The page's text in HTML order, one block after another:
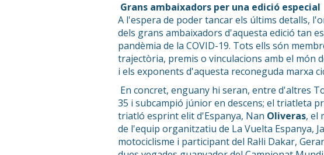
Grans ambaixadors per una edició especial
A l'espera de poder tancar els últims detalls,
dels grans ambaixadors d'aquesta edició tan
pandèmia de la COVID-19. Tots ells són
trajectòria, premis o vinculacions amb el món
i els exponents d'aquesta reconeguda marxa
En concret, enguany hi seran, entre d'altres
35 i subcampió júnior en descens; el triatleta
triatló esprint elit d'Espanya, Nan Oliveras, el
de l'equip organitzatiu de La Vuelta Espanya,
motociclisme i participant del Ral·li Dakar,